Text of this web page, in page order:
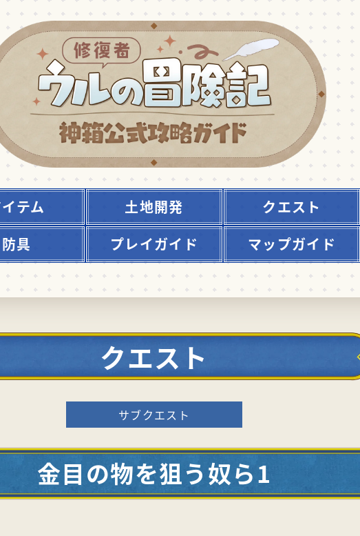
テム 土地開発 クエスト
防具
プレイガイド マップガイド
クエスト
サブクエスト
金目の物を狙う奴ら1